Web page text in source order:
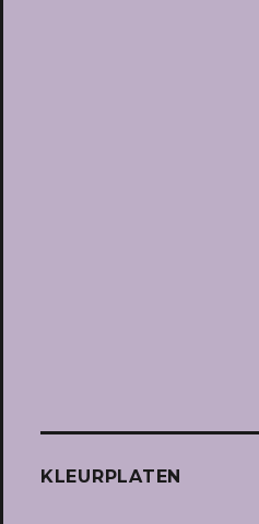
KLEURPLATEN